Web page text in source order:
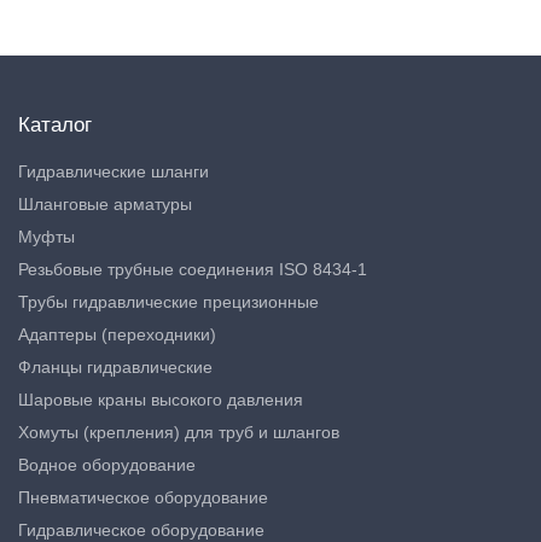
Каталог
Гидравлические шланги
Шланговые арматуры
Муфты
Резьбовые трубные соединения ISO 8434-1
Трубы гидравлические прецизионные
Адаптеры (переходники)
Фланцы гидравлические
Шаровые краны высокого давления
Хомуты (крепления) для труб и шлангов
Водное оборудование
Пневматическое оборудование
Гидравлическое оборудование